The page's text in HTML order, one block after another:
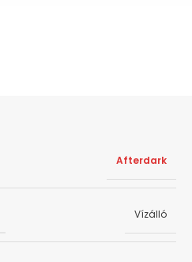
Afterdark
Vízálló